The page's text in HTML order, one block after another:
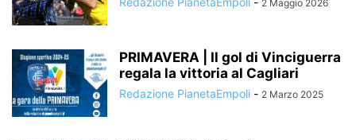
2 Maggio 2026
PRIMAVERA | Il gol di Vinciguerra
regala la vittoria al Cagliari
Redazione PianetaEmpoli - 2 Marzo 2025